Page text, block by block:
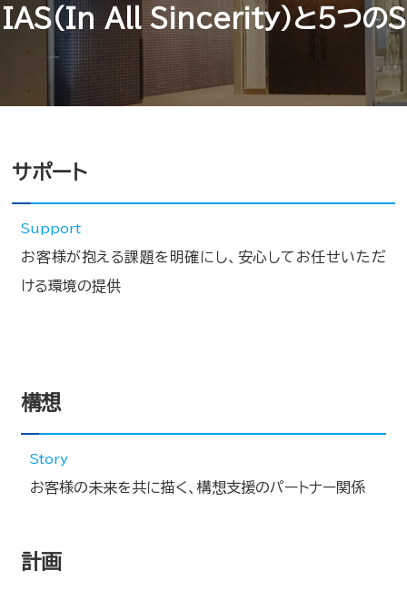
IAS（In All Sincerity）と5つのS
サポート
Support
お客様が抱える課題を明確にし、安心してお任せいただ
ける環境の提供
構想
Story
お客様の未来を共に描く、構想支援のパートナー関係
計画